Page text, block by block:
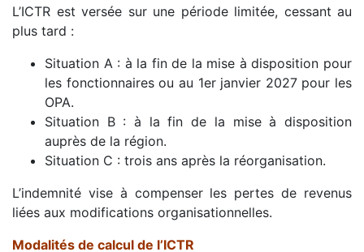
L’ICTR est versée sur une période limitée, cessant au
plus tard :
Situation A : à la fin de la mise à disposition pour
les fonctionnaires ou au 1er janvier 2027 pour les
OPA.
Situation B : à la fin de la mise à disposition
auprès de la région.
Situation C : trois ans après la réorganisation.
L’indemnité vise à compenser les pertes de revenus
liées aux modifications organisationnelles.
Modalités de calcul de l’ICTR